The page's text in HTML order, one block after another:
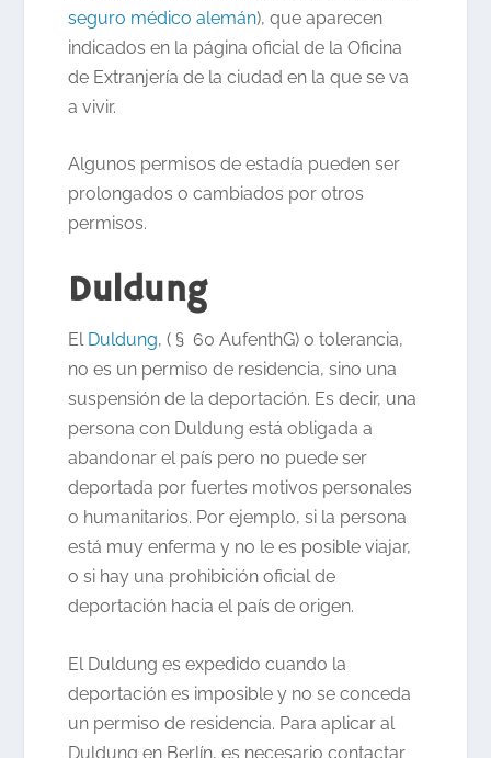
seguro médico alemán), que aparecen
indicados en la página oficial de la Oficina
de Extranjería de la ciudad en la que se va
a vivir.
Algunos permisos de estadía pueden ser
prolongados o cambiados por otros
permisos.
Duldung
El Duldung, ( § 60 AufenthG) o tolerancia,
no es un permiso de residencia, sino una
suspensión de la deportación. Es decir, una
persona con Duldung está obligada a
abandonar el país pero no puede ser
deportada por fuertes motivos personales
o humanitarios. Por ejemplo, si la persona
está muy enferma y no le es posible viajar,
o si hay una prohibición oficial de
deportación hacia el país de origen.
El Duldung es expedido cuando la
deportación es imposible y no se conceda
un permiso de residencia. Para aplicar al
Duldung en Berlín, es necesario contactar